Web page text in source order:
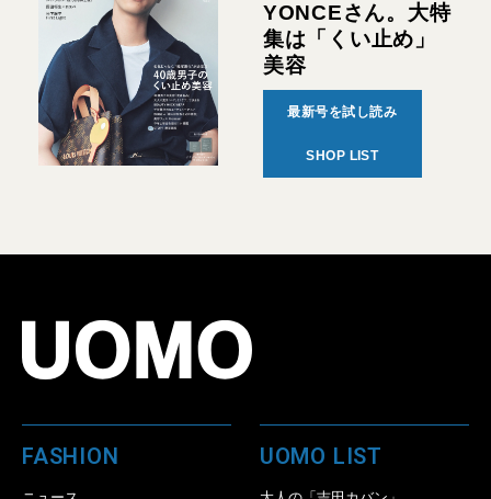
YONCEさん。大特
集は「くい止め」
美容
最新号を試し読み
SHOP LIST
FASHION UOMO LIST